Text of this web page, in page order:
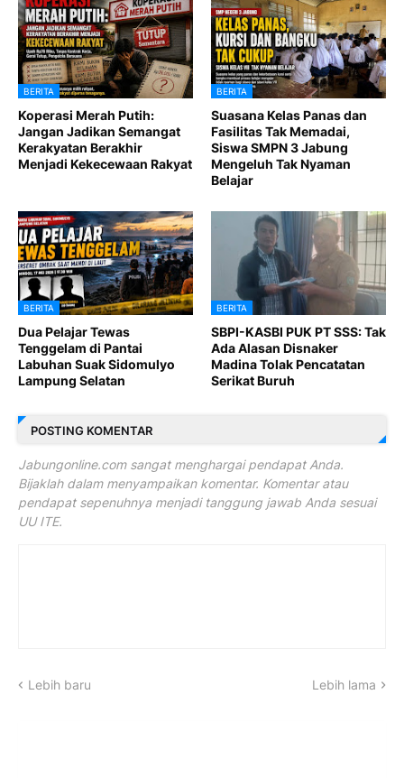
BERITA
Koperasi Merah Putih:
Jangan Jadikan Semangat
Kerakyatan Berakhir
Menjadi Kekecewaan Rakyat
BERITA
Suasana Kelas Panas dan
Fasilitas Tak Memadai,
Siswa SMPN 3 Jabung
Mengeluh Tak Nyaman
Belajar
BERITA
Dua Pelajar Tewas
Tenggelam di Pantai
Labuhan Suak Sidomulyo
Lampung Selatan
BERITA
SBPI-KASBI PUK PT SSS: Tak
Ada Alasan Disnaker
Madina Tolak Pencatatan
Serikat Buruh
POSTING KOMENTAR
Jabungonline.com sangat menghargai pendapat Anda.
Bijaklah dalam menyampaikan komentar. Komentar atau
pendapat sepenuhnya menjadi tanggung jawab Anda sesuai
UU ITE.
Lebih baru Lebih lama